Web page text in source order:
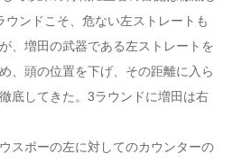
ウンドこそ、危ない左ストレートも
、増田の武器である左ストレートを
、頭の位置を下げ、その距離に入ら
底してきた。3ラウンドに増田は右
スポーの左に対してのカウンターの